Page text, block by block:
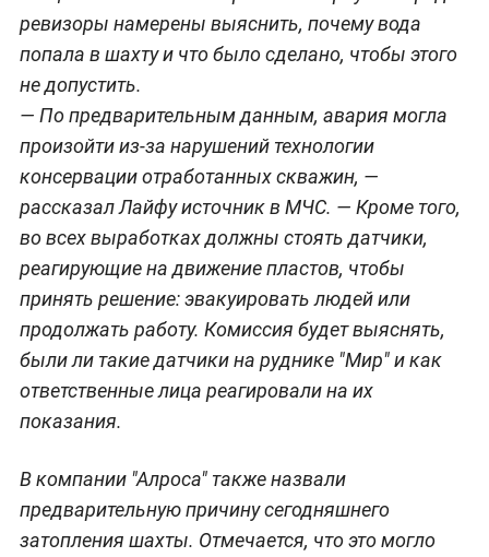
ревизоры намерены выяснить, почему вода
попала в шахту и что было сделано, чтобы этого
не допустить.
— По предварительным данным, авария могла
произойти из-за нарушений технологии
консервации отработанных скважин, —
рассказал Лайфу источник в МЧС. — Кроме того,
во всех выработках должны стоять датчики,
реагирующие на движение пластов, чтобы
принять решение: эвакуировать людей или
продолжать работу. Комиссия будет выяснять,
были ли такие датчики на руднике "Мир" и как
ответственные лица реагировали на их
показания.
В компании "Алроса" также назвали
предварительную причину сегодняшнего
затопления шахты. Отмечается, что это могло